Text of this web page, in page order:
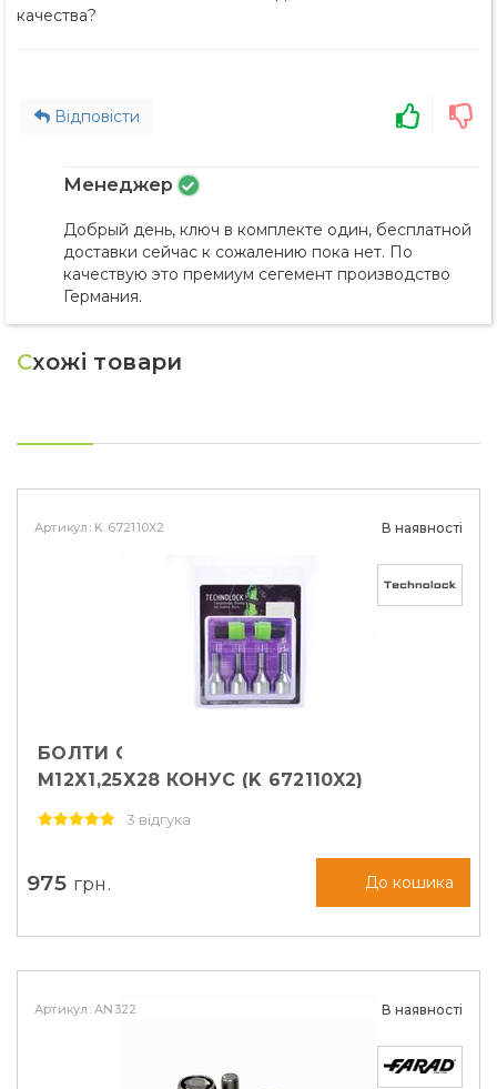
качества?
Відповісти
Менеджер
Добрый день, ключ в комплекте один, бесплатной
доставки сейчас к сожалению пока нет. По
качествую это премиум сегемент производство
Германия.
Схожі товари
Артикул: K 672110X2 В наявності
БОЛТИ СЕКРЕТНІ TECHNOLOCK
М12Х1,25Х28 КОНУС (K 672110X2)
3 відгука
975 грн. До кошика
Артикул: AN322 В наявності